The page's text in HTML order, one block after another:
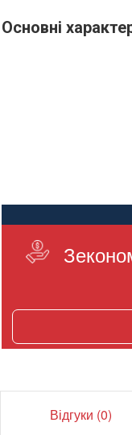
Основні
Відгуки (0)